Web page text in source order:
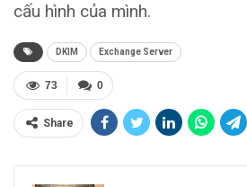
cấu hình của mình.
DKIM Exchange Server
0
73
Share